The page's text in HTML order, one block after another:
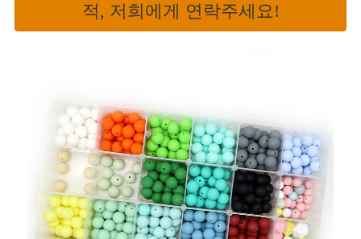
적, 저희에게 연락주세요!